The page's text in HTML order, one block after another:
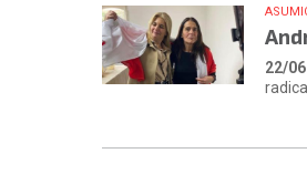
22/06